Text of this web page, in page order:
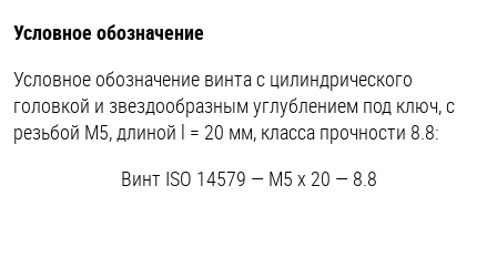
Условное обозначение
Условное обозначение винта с цилиндрического
головкой и звездообразным углублением под ключ, с
резьбой М5, длиной l = 20 мм, класса прочности 8.8:
Винт ISO 14579 — М5 x 20 — 8.8